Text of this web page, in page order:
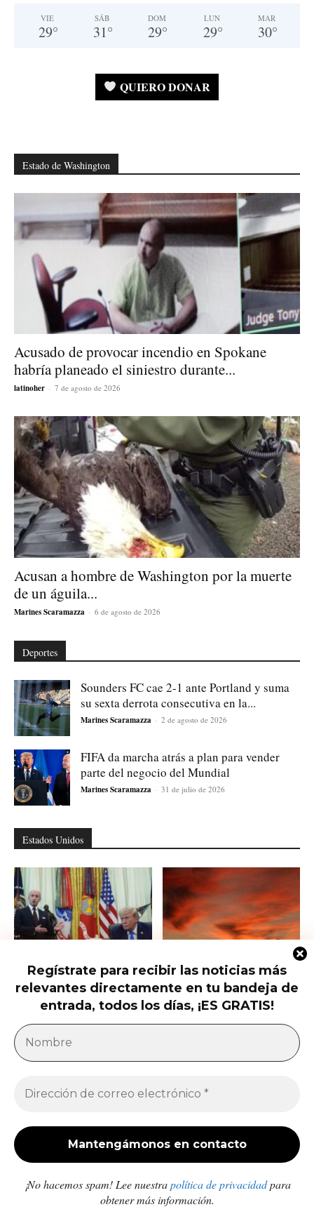
Regístrate para recibir las noticias más
relevantes directamente en tu bandeja de
entrada, todos los días, ¡ES GRATIS!
¡No hacemos spam! Lee nuestrapolítica de privacidadpara
obtener más información.
VIE
29°
SÁB
31°
DOM
29°
LUN
29°
MAR
30°
QUIERO DONAR
Estado de Washington
Acusado de provocar incendio en Spokane
habría planeado el siniestro durante...
latinoher - 7 de agosto de 2026
Acusan a hombre de Washington por la muerte
de un águila...
Marines Scaramazza - 6 de agosto de 2026
Deportes
Sounders FC cae 2-1 ante Portland y suma
su sexta derrota consecutiva en la...
Marines Scaramazza - 2 de agosto de 2026
FIFA da marcha atrás a plan para vender
parte del negocio del Mundial
Marines Scaramazza - 31 de julio de 2026
Estados Unidos
Trump firma nuevas órdenes para
restringir la ciudadanía por
nacimiento
Trump presiona al Senado para
aprobar el horario de verano
permanente...
América Latina
demócratas de impulsar una campaña contra...
Enfermedades crónicas y diarrea van en aumento
en comunidades afectadas por los sismos en...